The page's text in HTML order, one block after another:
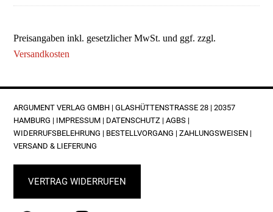
Preisangaben inkl. gesetzlicher MwSt. und ggf. zzgl.
Versandkosten
FOOTER
ARGUMENT VERLAG GMBH | GLASHÜTTENSTRASSE 28 | 20357 H
AMBURG | IMPRESSUM | DATENSCHUTZ |AGBS |
WIDERRUFSBELEHRUNG | BESTELLVORGANG |ZAHLUNGSWEISEN |
VERSAND & LIEFERUNG
VERTRAG WIDERRUFEN